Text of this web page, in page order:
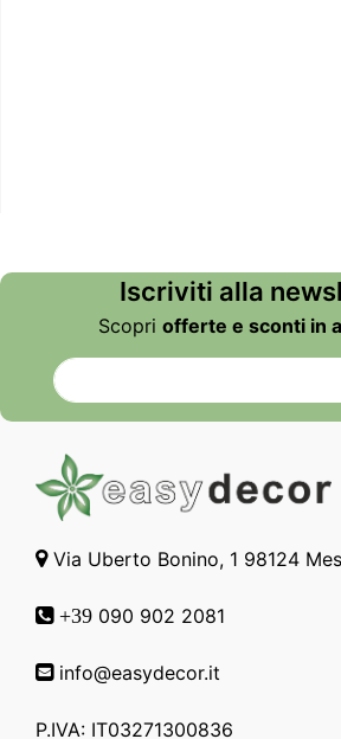
Iscriviti alla
Scopri offerte e sconti in
Via Uberto Bonino, 1 98124
+39 090 902 2081
info@easydecor.it
P.IVA: IT03271300836